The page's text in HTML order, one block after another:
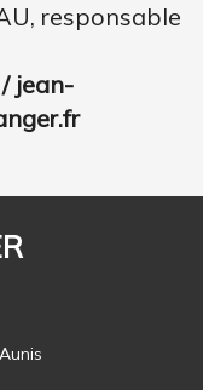
responsable
jean-